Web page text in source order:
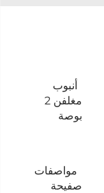
أنبوب
مغلفن 2
بوصة
مواصفات
صفيحة